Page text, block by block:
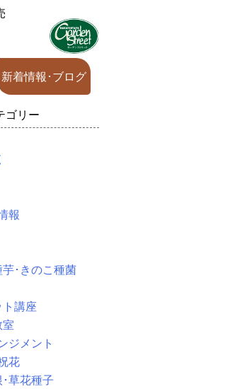
新着情報･ブログ
ゴリー
報
･きのこ種菌
講座
ジメント
花
草花種子